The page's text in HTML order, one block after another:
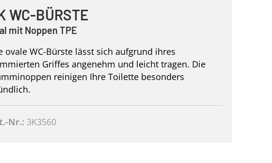
WC-BÜRSTE
mit Noppen TPE
ovale WC-Bürste lässt sich aufgrund ihres
Griffes angenehm und leicht tragen. Die
reinigen Ihre Toilette besonders
Nr.: 3K3560